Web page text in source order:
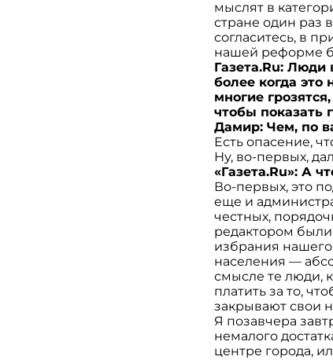
мыслят в
стране один раз
согласитесь, в
нашей реформе
Газета.Ru: Люди
более когда это
многие
чтобы показать
Дамир: Чем, по
Есть опасение,
Ну, во-первых,
«Газета.Ru»: А
Во-первых, это
еще и
честных,
редактором
избрания
населения —
смысле те люди,
платить за то,
закрывают свои
Я позавчера
немалого
центре города,